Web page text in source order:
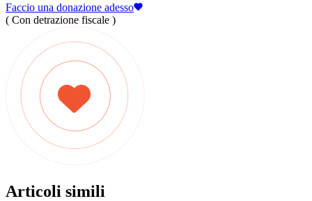
Faccio una donazione adesso
( Con detrazione fiscale )
Articoli simili